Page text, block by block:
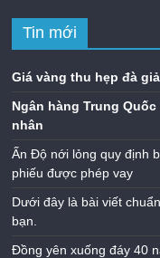
Tin mới
Giá vàng thu hẹp đà
Ngân hàng Trung
nhân
Ấn Độ nới lỏng quy định
phiếu được phép vay
Dưới đây là bài viết
bạn.
Đồng yên xuống đáy 40